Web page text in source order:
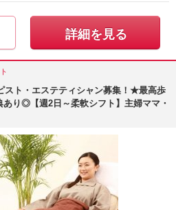
詳細を見る
スト・エステティシャン募集！★最高歩
り◎【週2日～柔軟シフト】主婦ママ・